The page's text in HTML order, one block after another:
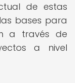
de estas
bases para
a través de
a nivel